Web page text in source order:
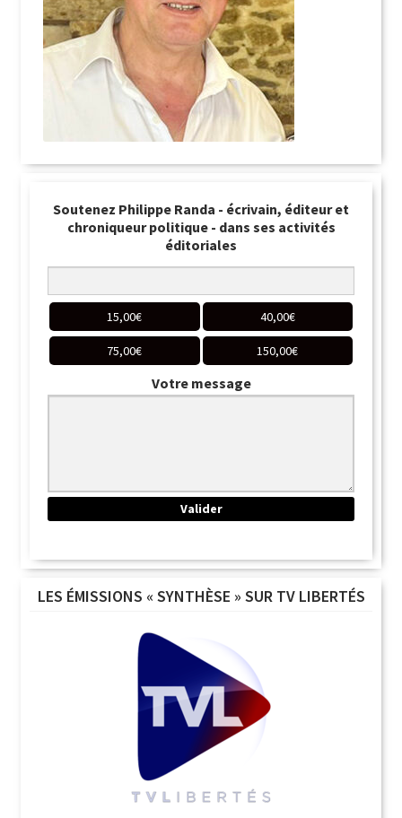
Soutenez Philippe Randa - écrivain, éditeur et
chroniqueur politique - dans ses activités
éditoriales
15,00€ 40,00€
75,00€ 150,00€
Votre message
LES ÉMISSIONS « SYNTHÈSE » SUR TV LIBERTÉS